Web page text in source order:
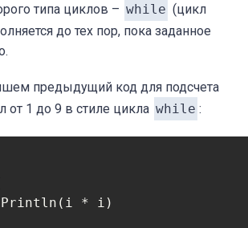
типа циклов – while (цикл
до тех пор, пока заданное
предыдущий код для подсчета
от 1 до 9 в стиле цикла while :